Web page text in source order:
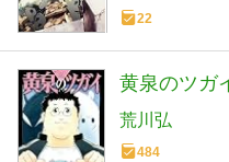
22
黄泉のツガ
荒川弘
484